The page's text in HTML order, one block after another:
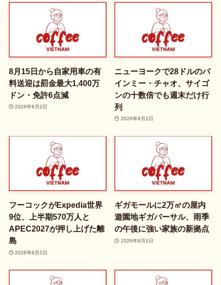
8月15日から自家用車の有
料送迎は罰金最大1,400万
ドン・免許6点減
2026年8月2日
ニューヨークで28ドルのバ
インミー・チャオ、サイゴ
ンの十数倍でも週末だけ行
列
2026年8月2日
フーコックがExpedia世界
9位、上半期570万人と
APEC2027が押し上げた離
島
2026年8月2日
ギガモールに2万㎡の屋内
遊園地ギガバーサル、雨季
の午後に強い家族の新拠点
2026年8月1日